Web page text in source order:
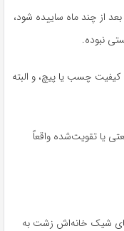
از چند ماه ساییده شود،
نبوده.
چسب یا پیچ، و البته
یا تقویت‌شده واقعاً
شیک خانه‌اش زشت به